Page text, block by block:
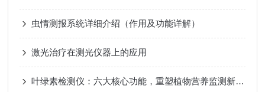
虫情测报系统详细介绍（作用及功能详解）
激光治疗在测光仪器上的应用
叶绿素检测仪：六大核心功能，重塑植物营养监测新标准